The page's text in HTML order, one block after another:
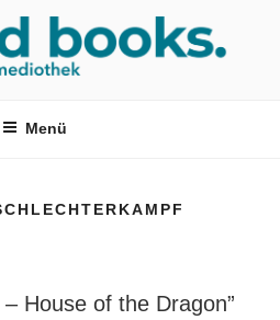
Menü
House of the Dragon”